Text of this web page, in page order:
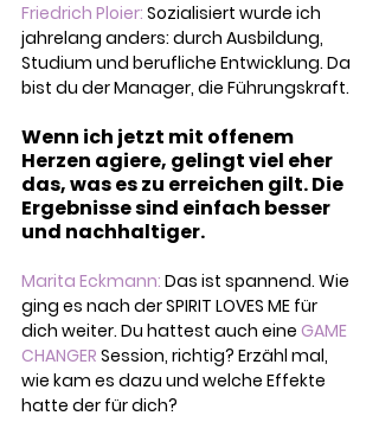
Friedrich Ploier: Sozialisiert wurde ich
jahrelang anders: durch Ausbildung,
Studium und berufliche Entwicklung. Da
bist du der Manager, die Führungskraft.
Wenn ich jetzt mit offenem
Herzen agiere, gelingt viel eher
das, was es zu erreichen gilt. Die
Ergebnisse sind einfach besser
und nachhaltiger.
Marita Eckmann: Das ist spannend. Wie
ging es nach der SPIRIT LOVES ME für
dich weiter. Du hattest auch eine GAME
CHANGER Session, richtig? Erzähl mal,
wie kam es dazu und welche Effekte
hatte der für dich?